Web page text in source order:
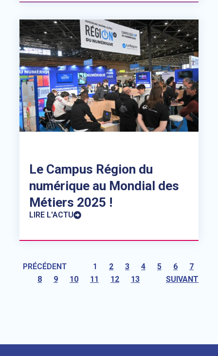
Le Campus Région du
numérique au Mondial des
Métiers 2025 !
LIRE L'ACTU
PRÉCÉDENT 1 2 3 4 5 6
7
8
9 10 11 12 13 SUIVANT